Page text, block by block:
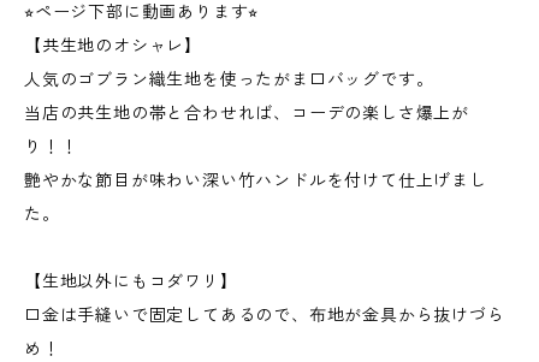
⭐︎ページ下部に動画あります⭐︎
【共生地のオシャレ】
人気のゴブラン織生地を使ったがま口バッグです。
当店の共生地の帯と合わせれば、コーデの楽しさ爆上が
り！！
艶やかな節目が味わい深い竹ハンドルを付けて仕上げまし
た。
【生地以外にもコダワリ】
口金は手縫いで固定してあるので、布地が金具から抜けづら
め！